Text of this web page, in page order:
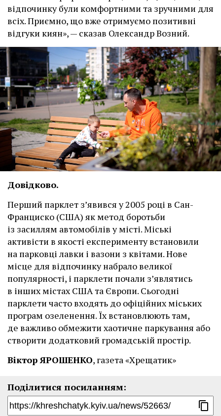
відпочинку були комфортними та зручними для
всіх. Приємно, що вже отримуємо позитивні
відгуки киян», — сказав Олександр Возний.
Довідково.
Перший парклет з’явився у 2005 році в Сан-
Франциско (США) як метод боротьби
із засиллям автомобілів у місті. Міські
активісти в якості експерименту встановили
на парковці лавки і вазони з квітами. Нове
місце для відпочинку набрало великої
популярності, і парклети почали зʼявлятись
в інших містах США та Європи. Сьогодні
парклети часто входять до офіційних міських
програм озеленення. Їх встановлюють там,
де важливо обмежити хаотичне паркування або
створити додатковий громадській простір.
Віктор ЯРОШЕНКО, газета «Хрещатик»